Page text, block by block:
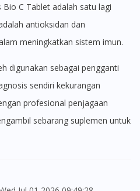
C Tablet adalah satu lagi
antioksidan dan
meningkatkan sistem imun.
sendiri kekurangan
profesional penjagaan
sebarang suplemen untuk